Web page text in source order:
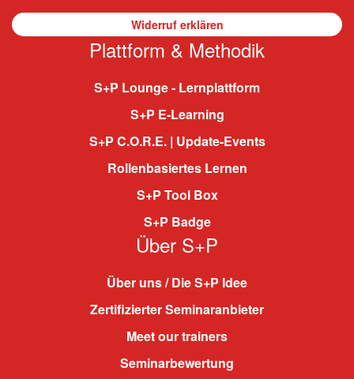
Widerruf erklären
Plattform & Methodik
S+P Lounge - Lernplattform
S+P E-Learning
S+P C.O.R.E. | Update-Events
Rollenbasiertes Lernen
S+P Tool Box
S+P Badge
Über S+P
Über uns / Die S+P Idee
Zertifizierter Seminaranbieter
Meet our trainers
Seminarbewertung